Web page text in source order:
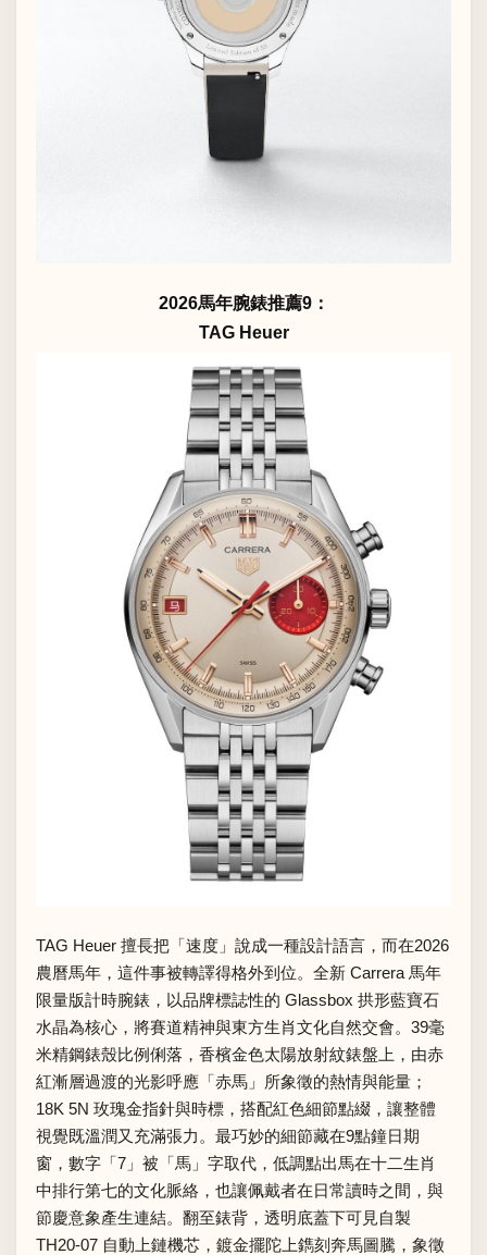
2026馬年腕錶推薦9：
TAG Heuer
TAG Heuer 擅長把「速度」說成一種設計語言，而在2026
農曆馬年，這件事被轉譯得格外到位。全新 Carrera 馬年
限量版計時腕錶，以品牌標誌性的 Glassbox 拱形藍寶石
水晶為核心，將賽道精神與東方生肖文化自然交會。39毫
米精鋼錶殼比例俐落，香檳金色太陽放射紋錶盤上，由赤
紅漸層過渡的光影呼應「赤馬」所象徵的熱情與能量；
18K 5N 玫瑰金指針與時標，搭配紅色細節點綴，讓整體
視覺既溫潤又充滿張力。最巧妙的細節藏在9點鐘日期
窗，數字「7」被「馬」字取代，低調點出馬在十二生肖
中排行第七的文化脈絡，也讓佩戴者在日常讀時之間，與
節慶意象產生連結。翻至錶背，透明底蓋下可見自製
TH20-07 自動上鏈機芯，鍍金擺陀上鐫刻奔馬圖騰，象徵